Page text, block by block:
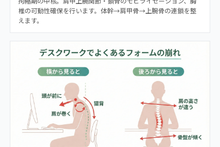
椎の可動性確保を行います。体幹→肩甲骨→上腕骨の連鎖を整
えます。